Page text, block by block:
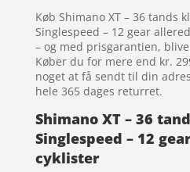
Køb Shimano XT – 36 tands
Singlespeed – 12 gear
– og med prisgarantien,
Køber du for mere end kr.
noget at få sendt til din
hele 365 dages returret.
Shimano XT – 36
Singlespeed – 12
cyklister